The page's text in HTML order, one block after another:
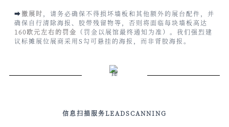
➡撤展时，请务必确保不得损坏墙板和其他额外的展台配件，并
确保自行清除海报、胶带残留物等，否则将面临每块墙板高达
160欧元左右的罚金 （罚金以展馆最终通知为准）。我们强烈建
议标摊展位展商采用S勾可悬挂的海报，而非背胶海报。
信息扫描服务LEADSCANNING